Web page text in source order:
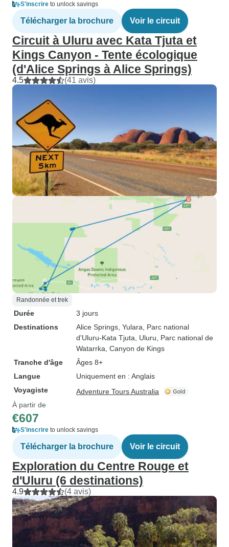
S'inscrire to unlock savings
Télécharger la brochure Voir le circuit
Circuit à Uluru avec Kata Tjuta et
Kings Canyon - Tente écologique
(d'Alice Springs à Alice Springs)
4.5 (41 avis)
Randonnée et trek
Durée
3 jours
Destinations
Alice Springs , Yulara , Parc national
d'Uluru-Kata Tjuta , Uluru , Parc national de
Watarrka , Canyon de Kings
Tranche d'âge
Âges 8+
Langue
Uniquement en : Anglais
Voyagiste
Adventure Tours Australia
À partir de
€607
S'inscrire to unlock savings
Télécharger la brochure Voir le circuit
Exploration du Centre Rouge et
d'Uluru (6 destinations)
4.9 (4 avis)